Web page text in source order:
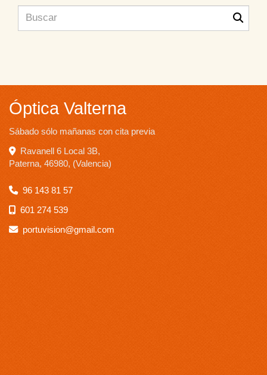
Óptica Valterna
Sábado sólo mañanas con cita previa
Ravanell 6 Local 3B,
Paterna, 46980, (Valencia)
96 143 81 57
601 274 539
portuvision
gmail.com